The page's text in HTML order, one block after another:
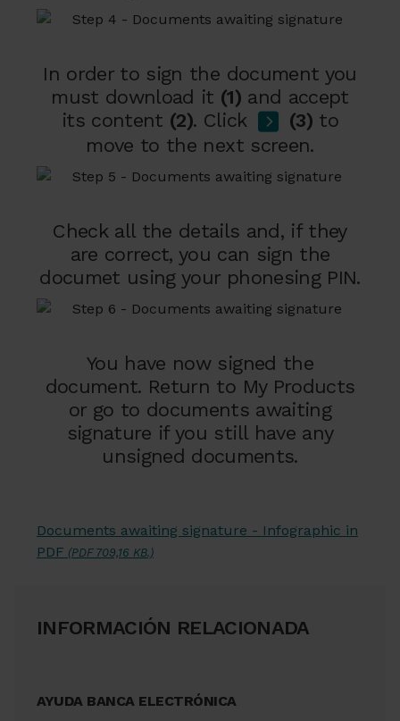
In order to sign the document you
must download it (1) and accept
its content (2). Click (3) to
move to the next screen.
Check all the details and, if they
are correct, you can sign the
documet using your phonesing PIN.
You have now signed the
document. Return to My Products
or go to documents awaiting
signature if you still have any
unsigned documents.
Documents awaiting signature - Infographic in
PDF (PDF 709,16 KB.)
INFORMACIÓN RELACIONADA
AYUDA BANCA ELECTRÓNICA